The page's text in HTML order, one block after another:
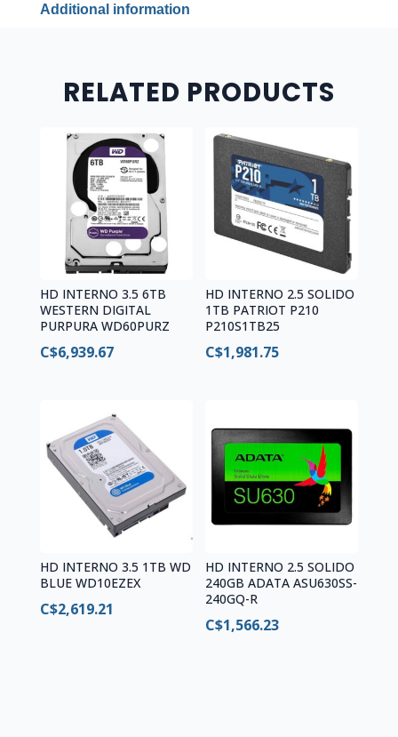
Additional information
RELATED PRODUCTS
HD INTERNO 3.5 6TB
WESTERN DIGITAL
PURPURA WD60PURZ
C$6,939.67
HD INTERNO 2.5 SOLIDO
1TB PATRIOT P210
P210S1TB25
C$1,981.75
HD INTERNO 3.5 1TB WD
BLUE WD10EZEX
C$2,619.21
HD INTERNO 2.5 SOLIDO
240GB ADATA ASU630SS-
240GQ-R
C$1,566.23